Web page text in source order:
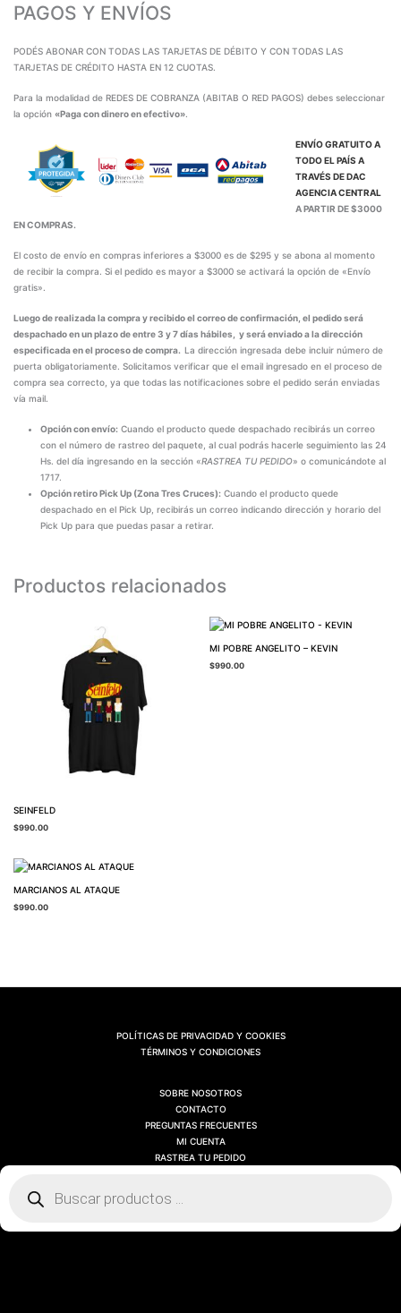
PAGOS Y ENVÍOS
PODÉS ABONAR CON TODAS LAS TARJETAS DE DÉBITO Y CON TODAS LAS
TARJETAS DE CRÉDITO HASTA EN 12 CUOTAS.
Para la modalidad de REDES DE COBRANZA (ABITAB O RED PAGOS) debes seleccionar
la opción «Paga con dinero en efectivo».
ENVÍO GRATUITO A
TODO EL PAÍS A
TRAVÉS DEDAC
AGENCIA CENTRAL
A PARTIR DE $3000
EN COMPRAS.
El costo de envío en compras inferiores a $3000 es de $295 y se abona al momento
de recibir la compra. Si el pedido es mayor a $3000 se activará la opción de «Envío
gratis».
Luego de realizada la compra y recibido el correo de confirmación, el pedido será
despachado en un plazo de entre 3 y 7 días hábiles, y será enviado a la dirección
especificada en el proceso de compra. La dirección ingresada debe incluir número de
puerta obligatoriamente. Solicitamos verificar que el email ingresado en el proceso de
compra sea correcto, ya que todas las notificaciones sobre el pedido serán enviadas
vía mail.
Opción con envío: Cuando el producto quede despachado recibirás un correo
con el número de rastreo del paquete, al cual podrás hacerle seguimiento las 24
Hs. del día ingresando en la sección «RASTREA TU PEDIDO» o comunicándote al
1717.
Opción retiro Pick Up (Zona Tres Cruces): Cuando el producto quede
despachado en el Pick Up, recibirás un correo indicando dirección y horario del
Pick Up para que puedas pasar a retirar.
Productos relacionados
SEINFELD
$990.00
MI POBRE ANGELITO – KEVIN
$990.00
MARCIANOS AL ATAQUE
$990.00
POLÍTICAS DE PRIVACIDAD Y COOKIES
TÉRMINOS Y CONDICIONES
SOBRE NOSOTROS
CONTACTO
PREGUNTAS FRECUENTES
MI CUENTA
RASTREA TU PEDIDO
Búsqueda